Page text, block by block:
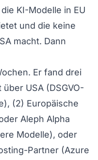
KI-Modelle in EU
und die keine
macht. Dann
Er fand drei
USA (DSGVO-
(2) Europäische
Aleph Alpha
Modelle), oder
Partner (Azure